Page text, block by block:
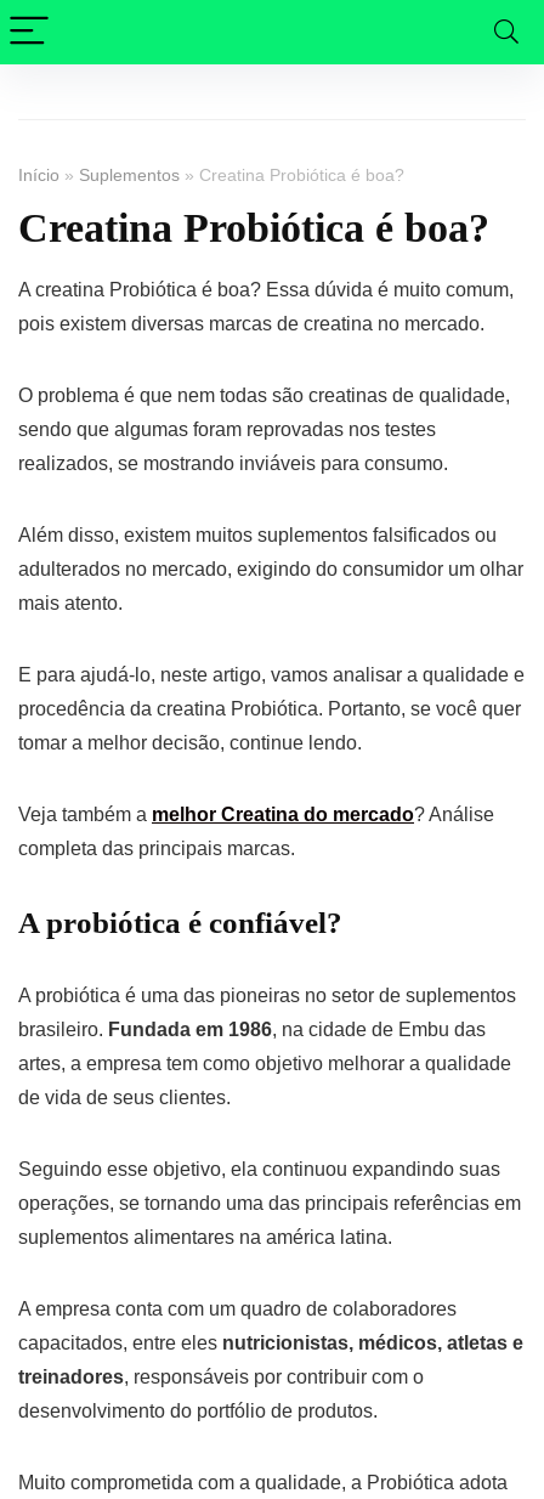
Início » Suplementos » Creatina Probiótica é boa?
Creatina Probiótica é boa?
A creatina Probiótica é boa? Essa dúvida é muito comum,
pois existem diversas marcas de creatina no mercado.
O problema é que nem todas são creatinas de qualidade,
sendo que algumas foram reprovadas nos testes
realizados, se mostrando inviáveis para consumo.
Além disso, existem muitos suplementos falsificados ou
adulterados no mercado, exigindo do consumidor um olhar
mais atento.
E para ajudá-lo, neste artigo, vamos analisar a qualidade e
procedência da creatina Probiótica. Portanto, se você quer
tomar a melhor decisão, continue lendo.
Veja também a melhor Creatina do mercado? Análise
completa das principais marcas.
A probiótica é confiável?
A probiótica é uma das pioneiras no setor de suplementos
brasileiro. Fundada em 1986, na cidade de Embu das
artes, a empresa tem como objetivo melhorar a qualidade
de vida de seus clientes.
Seguindo esse objetivo, ela continuou expandindo suas
operações, se tornando uma das principais referências em
suplementos alimentares na américa latina.
A empresa conta com um quadro de colaboradores
capacitados, entre eles nutricionistas, médicos, atletas e
treinadores, responsáveis por contribuir com o
desenvolvimento do portfólio de produtos.
Muito comprometida com a qualidade, a Probiótica adota